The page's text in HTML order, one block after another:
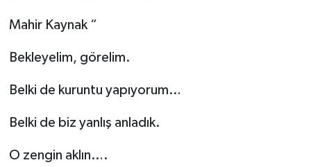
Mahir Kaynak “
Bekleyelim, görelim.
Belki de kuruntu yapıyorum…
Belki de biz yanlış anladık.
O zengin aklın….